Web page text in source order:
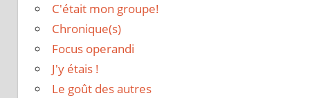
C'était mon groupe!
Chronique(s)
Focus operandi
J'y étais !
Le goût des autres